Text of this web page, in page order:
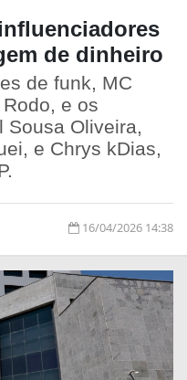
de dinheiro
de funk, MC
e os
Sousa Oliveira,
e Chrys kDias,
16/04/2026 14:38